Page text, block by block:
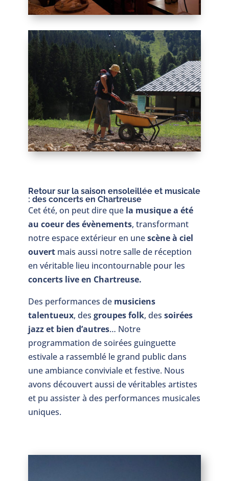
Retour sur la saison ensoleillée et musicale
: des concerts en Chartreuse
Cet été, on peut dire quela musique a été
au coeur des évènements, transformant
notre espace extérieur en unescène à ciel
ouvertmais aussi notre salle de réception
en véritable lieu incontournable pour les
concerts live en Chartreuse.
Des performances de musiciens
talentueux, des groupes folk, des soirées
jazz et bien d’autres… Notre
programmation de soirées guinguette
estivale a rassemblé le grand public dans
une ambiance conviviale et festive. Nous
avons découvert aussi de véritables artistes
et pu assister à des performances musicales
uniques.